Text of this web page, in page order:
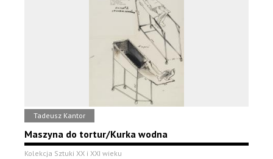
Tadeusz Kantor
Maszyna do tortur/Kurka wodna
Kolekcja Sztuki XX i XXI wieku